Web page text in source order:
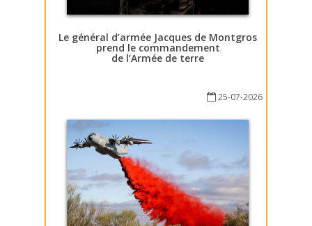
Le général d’armée Jacques de Montgros
prend le commandement
de l’Armée de terre
25-07-2026